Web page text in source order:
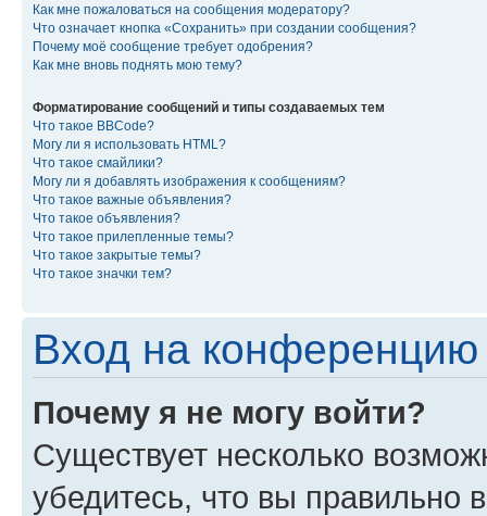
Как мне пожаловаться на сообщения модератору?
Что означает кнопка «Сохранить» при создании сообщения?
Почему моё сообщение требует одобрения?
Как мне вновь поднять мою тему?
Форматирование сообщений и типы создаваемых тем
Что такое BBCode?
Могу ли я использовать HTML?
Что такое смайлики?
Могу ли я добавлять изображения к сообщениям?
Что такое важные объявления?
Что такое объявления?
Что такое прилепленные темы?
Что такое закрытые темы?
Что такое значки тем?
Вход на конференцию
Почему я не могу войти?
Существует несколько
убедитесь, что вы правильно